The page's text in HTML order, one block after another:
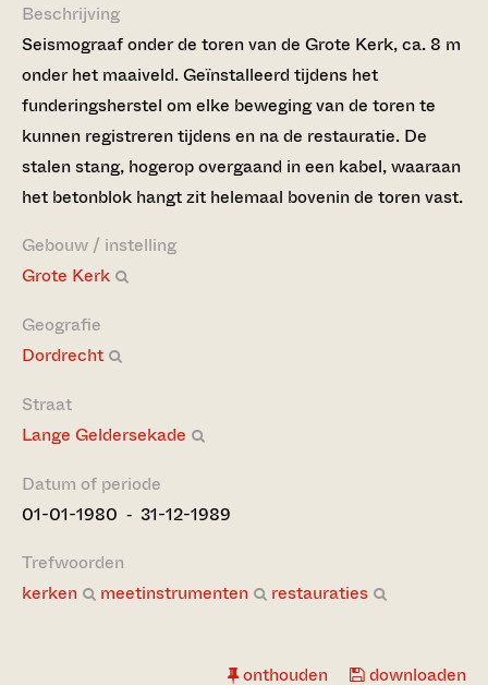
Beschrijving
Seismograaf onder de toren van de Grote Kerk, ca. 8 m
onder het maaiveld. Geïnstalleerd tijdens het
funderingsherstel om elke beweging van de toren te
kunnen registreren tijdens en na de restauratie. De
stalen stang, hogerop overgaand in een kabel, waaraan
het betonblok hangt zit helemaal bovenin de toren vast.
Gebouw / instelling
Grote Kerk
Geografie
Dordrecht
Straat
Lange Geldersekade
Datum of periode
01-01-1980 ‐ 31-12-1989
Trefwoorden
kerken
meetinstrumenten restauraties
onthouden downloaden